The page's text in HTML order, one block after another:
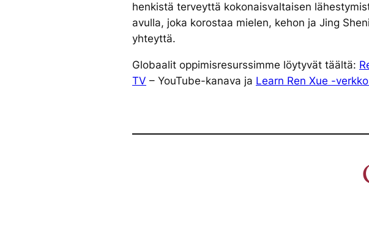
henkistä terveyttä kokonaisvaltaisen
avulla, joka korostaa mielen, kehon ja Jing
yhteyttä.
Globaalit oppimisresurssimme löytyvät täältä:
TV – YouTube-kanava ja Learn Ren Xue -